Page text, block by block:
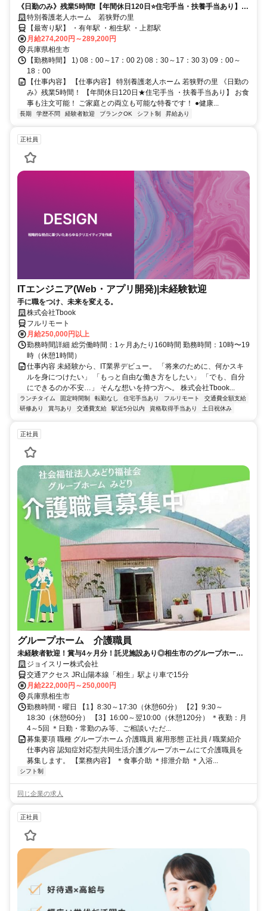
《日勤のみ》残業5時間❗️【年間休日120日⭐住宅手当・扶養手当あり】お
食事も注文可能❗️ご家庭との両立も可能な特養です❗️
特別養護老人ホーム 若狭野の里
【最寄り駅】 ・有年駅 ・相生駅 ・上郡駅
月給274,200円～289,200円
兵庫県相生市
【勤務時間】 1) 08：00～17：00 2) 08：30～17：30 3) 09：00～
18：00
【仕事内容】 【仕事内容】 特別養護老人ホーム 若狭野の里 《日勤の
み》残業5時間！ 【年間休日120日★住宅手当 ・扶養手当あり】 お食
事も注文可能！ ご家庭との両立も可能な特養です！ ●健康...
長期 学歴不問 経験者歓迎 ブランクOK シフト制 昇給あり
正社員
ITエンジニア(Web・アプリ開発)|未経験歓迎
手に職をつけ、未来を変える。
株式会社Tbook
フルリモート
月給250,000円以上
勤務時間詳細 総労働時間：1ヶ月あたり160時間 勤務時間：10時〜19
時（休憩1時間）
仕事内容 未経験から、IT業界デビュー。 「将来のために、何かスキ
ルを身につけたい」 「もっと自由な働き方をしたい」 「でも、自分
にできるのか不安…」 そんな想いを持つ方へ。 株式会社Tbook...
ランチタイム 固定時間制 転勤なし 住宅手当あり フルリモート
交通費全額支給
研修あり
賞与あり 交通費支給 駅近5分以内 資格取得手当あり 土日祝休み
正社員
グループホーム 介護職員
未経験者歓迎！賞与4ヶ月分！託児施設あり◎相生市のグループホーム
で介護のお仕事です！【イチオシ】
ジョイスリー株式会社
交通アクセス JR山陽本線「相生」駅より車で15分
月給222,000円～250,000円
兵庫県相生市
勤務時間・曜日 【1】8:30～17:30（休憩60分） 【2】9:30～
18:30（休憩60分） 【3】16:00～翌10:00（休憩120分） ＊夜勤：月
4～5回 ＊日勤・常勤のみ等、ご相談いただ...
募集要項 職種 グループホーム 介護職員 雇用形態 正社員 / 職業紹介
仕事内容 認知症対応型共同生活介護グループホームにて介護職員を
募集します。 【業務内容】 ＊食事介助 ＊排泄介助 ＊入浴...
シフト制
同じ企業の求人
正社員